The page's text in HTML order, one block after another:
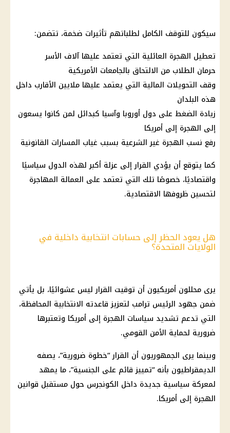
سيكون للتوقف الكامل لطلباتهم تأثيرات ضخمة، تتضمن:
تعطيل الهجرة العائلية التي تعتمد عليها آلاف الأسر
حرمان الطلاب من الالتحاق بالجامعات الأمريكية
وقف التحويلات المالية التي يعتمد عليها ملايين الأقارب داخل
هذه البلدان
زيادة الضغط على دول أوروبا وآسيا كبدائل لمن كانوا يسعون
إلى الهجرة إلى أمريكا
رفع نسب الهجرة غير الشرعية بسبب غياب المسارات القانونية
كما يتوقع أن يؤدي القرار إلى عزلة أكبر لهذه الدول سياسيًا
واقتصاديًا، خصوصًا تلك التي تعتمد على العمالة المهاجرة
لتحسين ظروفها الاقتصادية.
هل يعود الحظر إلى حسابات انتخابية داخلية في
الولايات المتحدة؟
يرى محللون أمريكيون أن توقيت القرار ليس عشوائيًا، بل يأتي
ضمن جهود الرئيس ترامب لتعزيز قاعدته الانتخابية المحافظة،
التي تدعم تشديد سياسات الهجرة إلى أمريكا وتعتبرها
ضرورية لحماية الأمن القومي.
وبينما يرى الجمهوريون أن القرار “خطوة ضرورية”، يصفه
الديمقراطيون بأنه “تمييز قائم على الجنسية”، ما يمهد
لمعركة سياسية جديدة داخل الكونجرس حول مستقبل قوانين
الهجرة إلى أمريكا.